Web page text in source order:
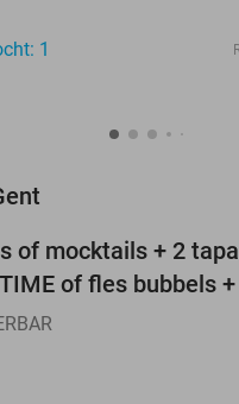
1
of mocktails + 2
of fles bubbels